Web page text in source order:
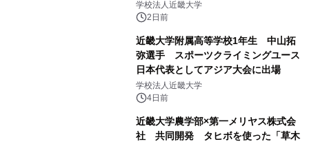
学校法人近畿大学
2日前
近畿大学附属高等学校1年生 中山拓
弥選手 スポーツクライミングユース
日本代表としてアジア大会に出場
学校法人近畿大学
4日前
近畿大学農学部×第一メリヤス株式会
社 共同開発 タヒボを使った「草木